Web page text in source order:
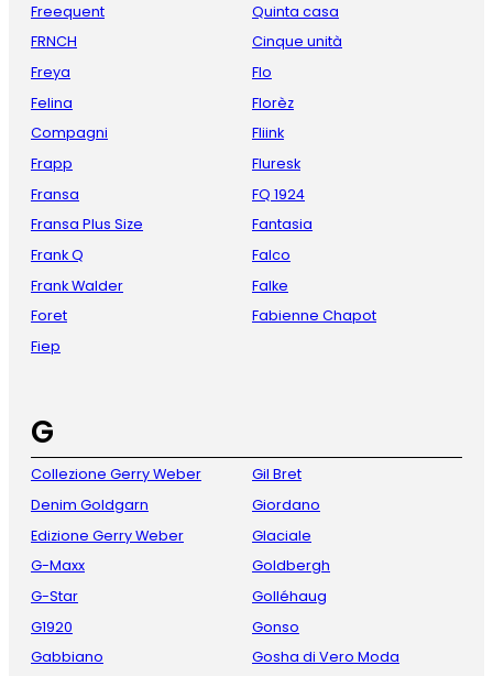
Freequent
FRNCH
Freya
Felina
Compagni
Frapp
Fransa
Fransa Plus Size
Frank Q
Frank Walder
Foret
Fiep
Quinta casa
Cinque unità
Flo
Florèz
Fliink
Fluresk
FQ 1924
Fantasia
Falco
Falke
Fabienne Chapot
G
Collezione Gerry Weber
Denim Goldgarn
Edizione Gerry Weber
G-Maxx
G-Star
G1920
Gabbiano
Gil Bret
Giordano
Glaciale
Goldbergh
Golléhaug
Gonso
Gosha di Vero Moda